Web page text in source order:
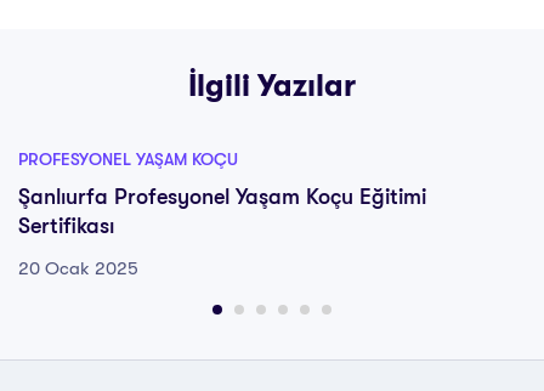
İlgili Yazılar
PROFESYONEL YAŞAM KOÇU
Şanlıurfa Profesyonel Yaşam Koçu Eğitimi
Sertifikası
20 Ocak 2025